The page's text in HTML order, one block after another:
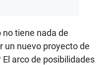
tiene nada de
un nuevo proyecto de
arco de posibilidades